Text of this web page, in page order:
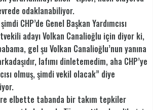
odaklanabiliyor.
CHP’de Genel Başkan Yardımcısı
adayı Volkan Canalioğlu için diyor ki,
gel şu Volkan Canalioğlu’nun yanına
lafımı dinletemedim, aha CHP’ye
olmuş, şimdi vekil olacak” diye
elbette tabanda bir takım tepkiler